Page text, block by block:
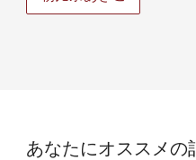
あなたにオススメの